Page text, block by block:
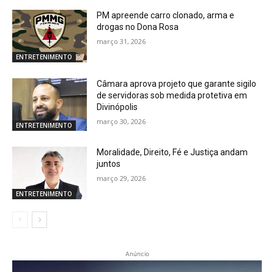
ENTRETENIMENTO
PM apreende carro clonado, arma e
drogas no Dona Rosa
março 31, 2026
ENTRETENIMENTO
Câmara aprova projeto que garante sigilo
de servidoras sob medida protetiva em
Divinópolis
março 30, 2026
ENTRETENIMENTO
Moralidade, Direito, Fé e Justiça andam
juntos
março 29, 2026
Anúncio